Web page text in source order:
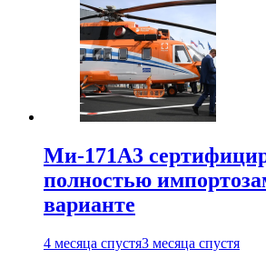
Ми-171А3
полностью
варианте
4 месяца спустя3 месяца спустя